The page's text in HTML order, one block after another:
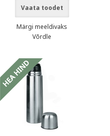
Vaata toodet
Märgi meeldivaks
Võrdle